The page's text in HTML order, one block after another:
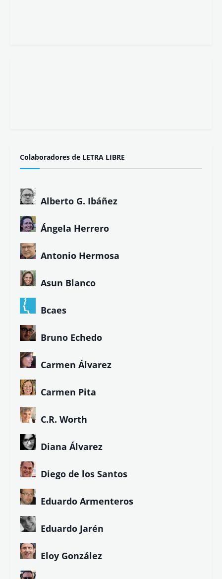
Colaboradores de LETRA LIBRE
Alberto G. Ibáñez
Ángela Herrero
Antonio Hermosa
Asun Blanco
Bcaes
Bruno Echedo
Carmen Álvarez
Carmen Pita
C.R. Worth
Diana Álvarez
Diego de los Santos
Eduardo Armenteros
Eduardo Jarén
Eloy González